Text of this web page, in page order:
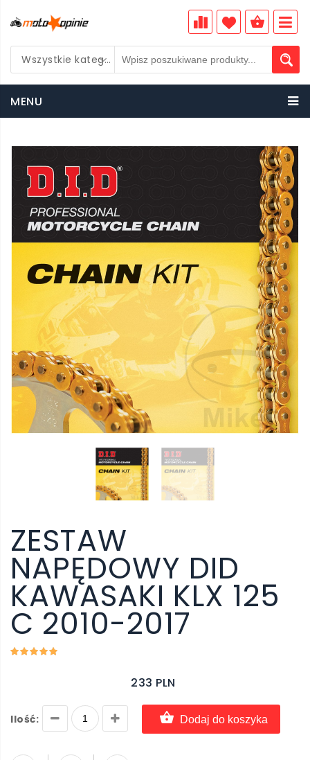
Wszystkie kategorie
MENU
ZESTAW
NAPĘDOWY DID
KAWASAKI KLX 125
C 2010-2017
233 PLN
Ilość: Dodaj do koszyka